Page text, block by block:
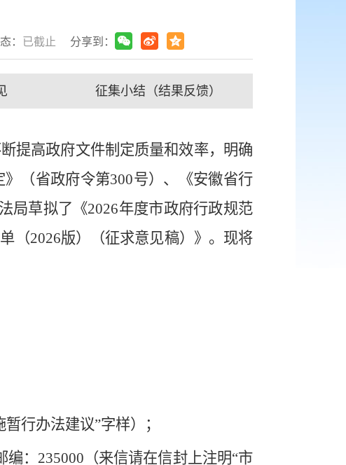
： 已截止 分享到：
征集小结（结果反馈）
提高政府文件制定质量和效率， 明确
》（省政府令第300号）、《安徽省行
局草拟了《2026年度市政府行政规范
（2026版）（征求意见稿）》。现将
行办法建议”字样）；
：235000（来信请在信封上注明“市